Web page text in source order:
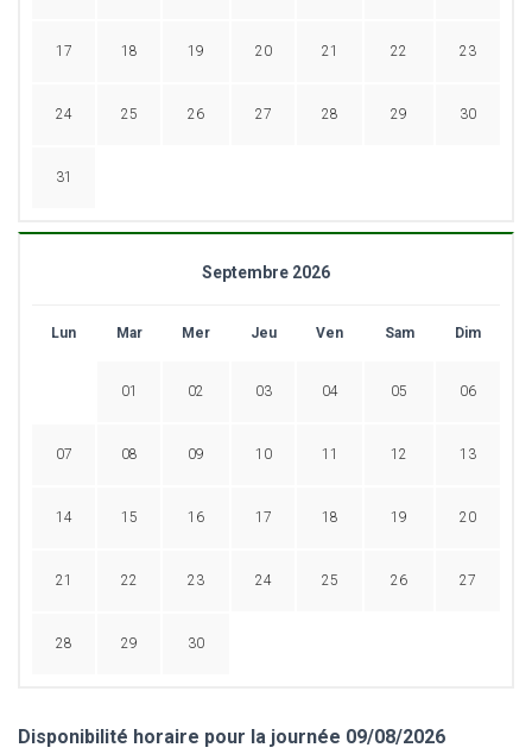
17 18 19 20 21 22 23
24 25 26 27 28 29 30
31
Septembre 2026
Lun Mar Mer Jeu Ven Sam Dim
01 02 03 04 05 06
07 08 09 10 11 12 13
14 15 16 17 18 19 20
21 22 23 24 25 26 27
28 29 30
Disponibilité horaire pour la journée 09/08/2026